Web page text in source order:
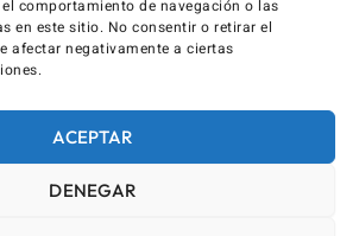
comportamiento de navegación o las
en este sitio. No consentir o retirar el
afectar negativamente a ciertas
ACEPTAR
DENEGAR